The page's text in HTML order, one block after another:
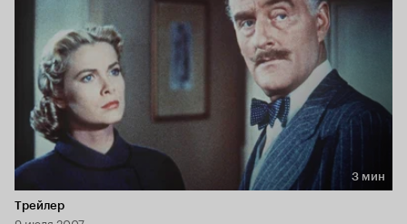
Длительность 3 мин
3 мин
Трейлер